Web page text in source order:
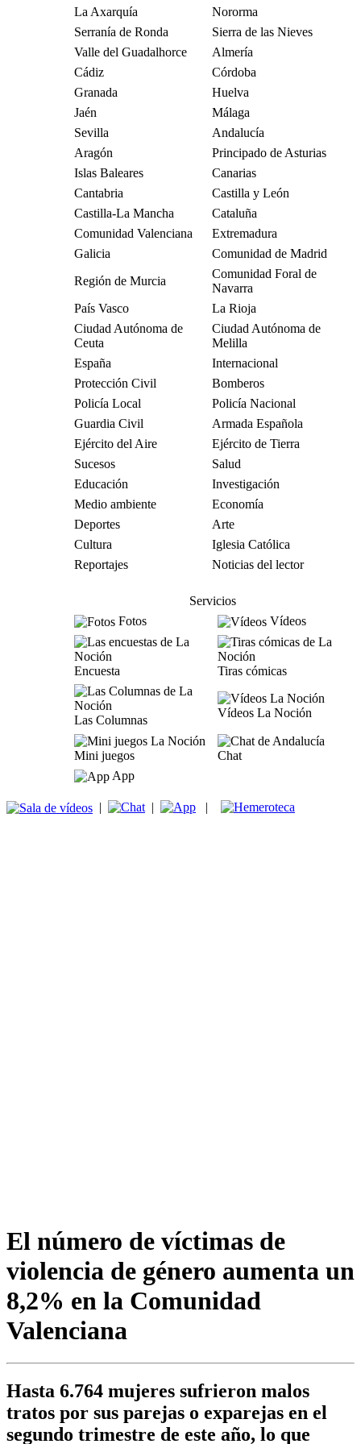
La Axarquía
Nororma
Serranía de Ronda
Sierra de las Nieves
Valle del Guadalhorce
Almería
Cádiz
Córdoba
Granada
Huelva
Jaén
Málaga
Sevilla
Andalucía
Aragón
Principado de Asturias
Islas Baleares
Canarias
Cantabria
Castilla y León
Castilla-La Mancha
Cataluña
Comunidad Valenciana
Extremadura
Galicia
Comunidad de Madrid
Región de Murcia
Comunidad Foral de
Navarra
País Vasco
La Rioja
Ciudad Autónoma de
Ceuta
Ciudad Autónoma de
Melilla
España
Internacional
Protección Civil
Bomberos
Policía Local
Policía Nacional
Guardia Civil
Armada Española
Ejército del Aire
Ejército de Tierra
Sucesos
Salud
Educación
Investigación
Medio ambiente
Economía
Deportes
Arte
Cultura
Iglesia Católica
Reportajes
Noticias del lector
Servicios
Fotos
Vídeos
Encuesta Tiras cómicas
Las Columnas
Vídeos La Noción
Mini juegos
Chat
App
| | |
El número de víctimas de
violencia de género aumenta un
8,2% en la Comunidad
Valenciana
Hasta 6.764 mujeres sufrieron malos
tratos por sus parejas o exparejas en el
segundo trimestre de este año, lo que